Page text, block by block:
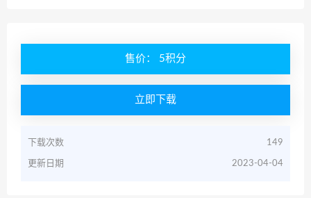
售价： 5积分
立即下载
下载次数 149
更新日期 2023-04-04